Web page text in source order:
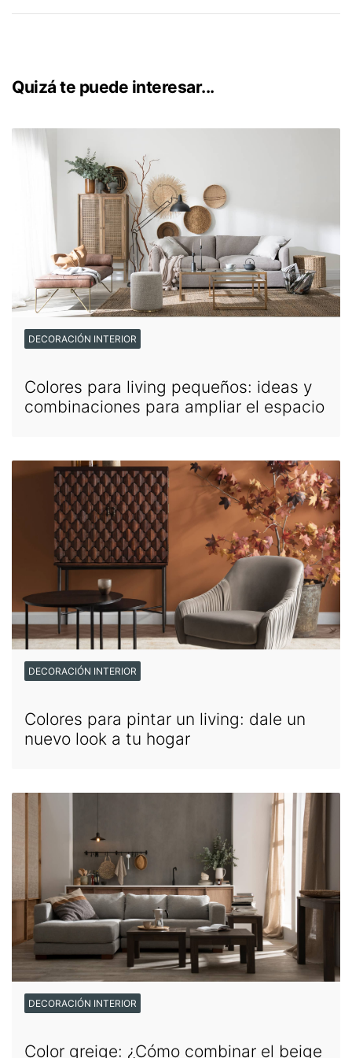
Quizá te puede interesar...
DECORACIÓN INTERIOR
Colores para living pequeños: ideas y
combinaciones para ampliar el espacio
DECORACIÓN INTERIOR
Colores para pintar un living: dale un
nuevo look a tu hogar
DECORACIÓN INTERIOR
Color greige: ¿Cómo combinar el beige